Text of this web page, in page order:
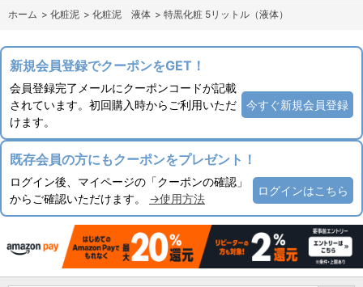
ホーム > 化粧泥 > 化粧泥 液体 > 特黒化粧 5リットル（液体）
新規会員登録でクーポンをGET！
会員登録完了メールにクーポンコードが記載
されています。初回購入時からご利用いただ
けます。
今すぐ新規会員登録
既存会員の方にもクーポンをプレゼント！
ログイン後、マイページの「クーポンの確認」
からご確認いただけます。 →使用方法
ログインはこちら